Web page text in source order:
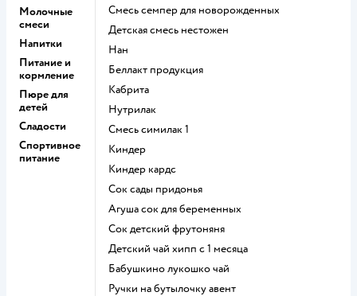
Молочные
смеси
Напитки
Питание и
кормление
Пюре для
детей
Сладости
Спортивное
питание
смесь семпер для новорожденных
детская смесь нестожен
нан
беллакт продукция
кабрита
нутрилак
смесь симилак 1
киндер
киндер кардс
сок сады придонья
агуша сок для беременных
сок детский фрутоняня
детский чай хипп с 1 месяца
бабушкино лукошко чай
ручки на бутылочку авент